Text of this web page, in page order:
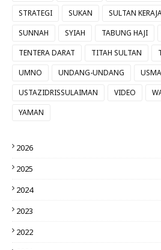
STRATEGI
SUKAN
SULTAN
SUNNAH
SYIAH TABUNG HAJI
TENTERA DARAT
TITAH SULTAN
UMNO
UNDANG-UNDANG
USTAZIDRISSULAIMAN
VIDEO
YAMAN
2026
2025
2024
2023
2022